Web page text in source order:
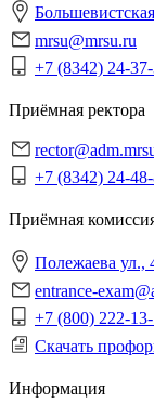
mrsu@mrsu.ru
+7 (8342) 24-
Приёмная ректора
+7 (8342) 24-
Приёмная
Полежаева ул.,
entrance-
+7 (800) 222-
Скачать
Информация